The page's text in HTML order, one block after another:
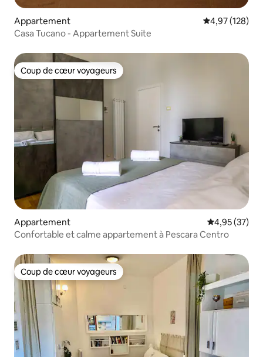
Appartement Évaluation
4,97 (128)
Casa Tucano - Appartement Suite
Coup de cœur voyageurs
Coup de cœur voyageurs
Appartement Évaluation
4,95 (37)
Confortable et calme appartement à Pescara Centro
Coup de cœur voyageurs
Coup de cœur voyageurs